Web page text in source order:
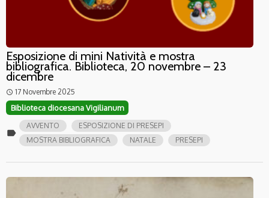
Esposizione di mini Natività e mostra
bibliografica. Biblioteca, 20 novembre – 23
dicembre
access_time 17 Novembre 2025
Biblioteca diocesana Vigilianum
label
AVVENTO
ESPOSIZIONE DI PRESEPI
MOSTRA BIBLIOGRAFICA
NATALE PRESEPI